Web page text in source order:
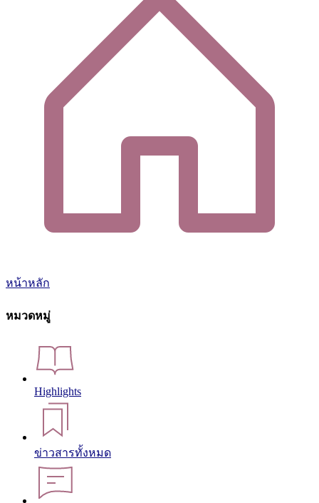
หน้าหลัก
หมวดหมู่
Highlights
ข่าวสารทั้งหมด